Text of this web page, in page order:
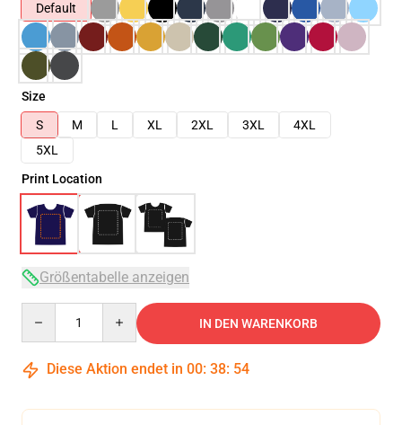
Default
Size
S
M L XL 2XL 3XL
4XL
5XL
Print Location
Größentabelle anzeigen
IN DEN WARENKORB
Diese Aktion endet in 00: 38: 53